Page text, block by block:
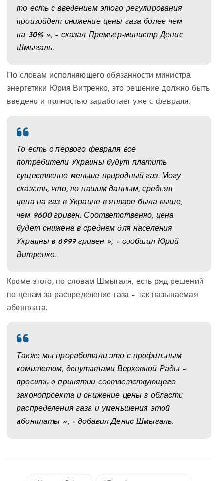
то есть с введением этого регулирования
произойдет снижение цены газа более чем
на 30% », – сказал Премьер-министр Денис
Шмыгаль.
По словам исполняющего обязанности министра
энергетики Юрия Витренко, это решение должно быть
введено и полностью заработает уже с февраля.
То есть с первого февраля все
потребители Украины будут платить
существенно меньше природный газ. Могу
сказать, что, по нашим данным, средняя
цена на газ в Украине в январе была выше,
чем 9600 гривен. Соответственно, цена
будет снижена в среднем для населения
Украины в 6999 гривен », – сообщил Юрий
Витренко.
Кроме этого, по словам Шмыгаля, есть ряд решений
по ценам за распределение газа – так называемая
абонплата.
Также мы проработали это с профильным
комитетом, депутатами Верховной Рады –
просить о принятии соответствующего
законопроекта и снижение цены в области
распределения газа и уменьшения этой
абонплаты », – добавил Денис Шмыгаль.